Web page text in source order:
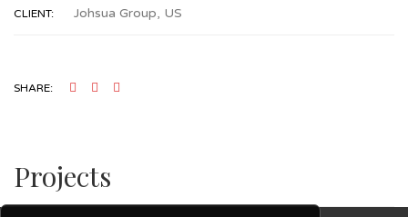
CLIENT: Johsua Group, US
SHARE:
Projects